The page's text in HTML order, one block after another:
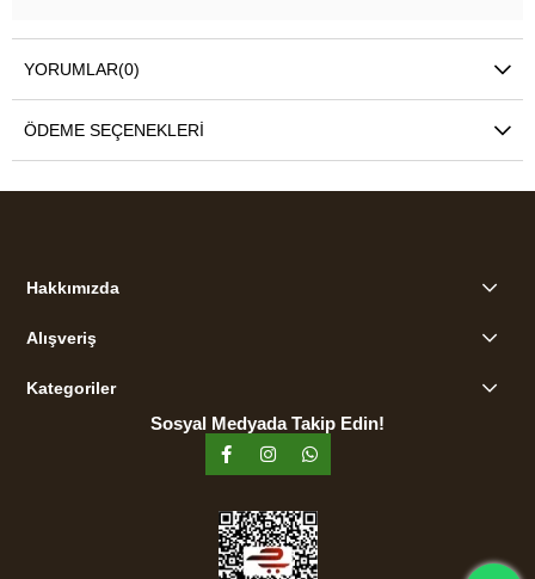
YORUMLAR(0)
ÖDEME SEÇENEKLERI
Hakkımızda
Alışveriş
Kategoriler
Sosyal Medyada Takip Edin!